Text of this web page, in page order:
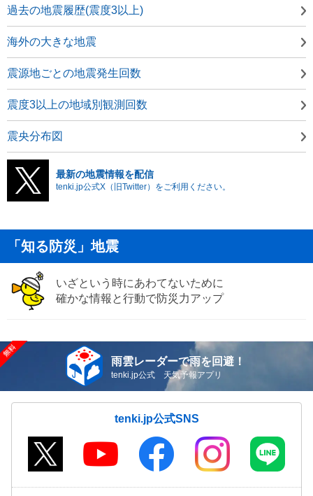
過去の地震履歴(震度3以上)
海外の大きな地震
震源地ごとの地震発生回数
震度3以上の地域別観測回数
震央分布図
最新の地震情報を配信
tenki.jp公式X（旧Twitter）をご利用ください。
「知る防災」地震
いざという時にあわてないために
確かな情報と行動で防災力アップ
雨雲レーダーで雨を回避！
tenki.jp公式 天気予報アプリ
tenki.jp公式SNS